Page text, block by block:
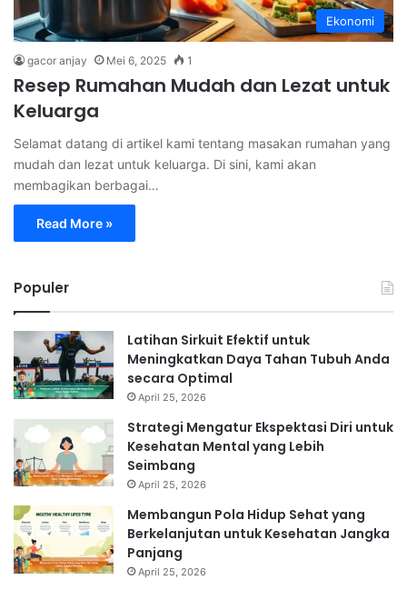
Ekonomi
gacor anjay Mei 6, 2025 1
Resep Rumahan Mudah dan Lezat untuk
Keluarga
Selamat datang di artikel kami tentang masakan rumahan yang
mudah dan lezat untuk keluarga. Di sini, kami akan
membagikan berbagai…
Read More »
Populer
Latihan Sirkuit Efektif untuk
Meningkatkan Daya Tahan Tubuh Anda
secara Optimal
April 25, 2026
Strategi Mengatur Ekspektasi Diri untuk
Kesehatan Mental yang Lebih
Seimbang
April 25, 2026
Membangun Pola Hidup Sehat yang
Berkelanjutan untuk Kesehatan Jangka
Panjang
April 25, 2026